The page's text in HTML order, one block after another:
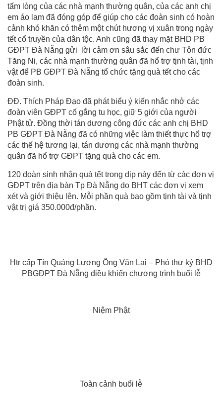
tấm lòng của các nhà mạnh thường quân, của các anh chị
em áo lam đã đóng góp để giúp cho các đoàn sinh có hoàn
cảnh khó khăn có thêm một chút hương vị xuân trong ngày
tết cổ truyền của dân tộc. Anh cũng đã thay mặt BHD PB
GĐPT Đà Nẵng gửi lời cảm ơn sâu sắc đến chư Tôn đức
Tăng Ni, các nhà mạnh thường quân đã hổ trợ tịnh tài, tịnh
vật để PB GĐPT Đà Nẵng tổ chức tặng quà tết cho các
đoàn sinh.
ĐĐ. Thích Pháp Đạo đã phát biểu ý kiến nhắc nhở các
đoàn viên GĐPT cố gắng tu học, giữ 5 giới của người
Phật tử. Đồng thời tán dương công đức các anh chị BHD
PB GĐPT Đà Nẵng đã có những việc làm thiết thực hổ trợ
các thế hệ tương lại, tán dương các nhà mạnh thường
quân đã hổ trợ GĐPT tặng quà cho các em.
120 đoàn sinh nhận quà tết trong dịp này đến từ các đơn vị
GĐPT trên địa bàn Tp Đà Nẵng do BHT các đơn vị xem
xét và giới thiệu lên. Mỗi phần quà bao gồm tịnh tài và tịnh
vật trị giá 350.000đ/phần.
Htr cấp Tín Quảng Lương Ông Văn Lai – Phó thư ký BHD
PBGĐPT Đà Nẵng điều khiển chương trình buổi lễ
Niệm Phật
Toàn cảnh buổi lễ